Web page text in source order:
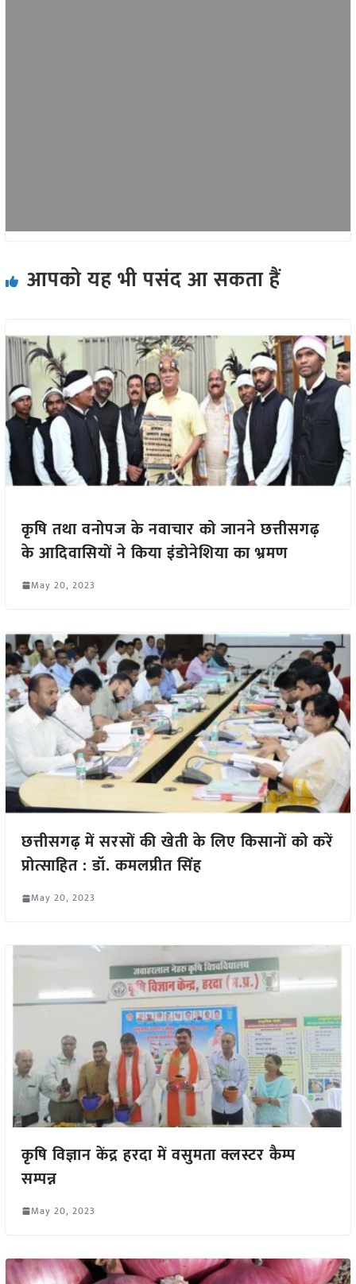
आपको यह भी पसंद आ सकता हैं
कृषि तथा वनोपज के नवाचार को जानने छत्तीसगढ़
के आदिवासियों ने किया इंडोनेशिया का भ्रमण
May 20, 2023
छत्तीसगढ़ में सरसों की खेती के लिए किसानों को करें
प्रोत्साहित : डॉ. कमलप्रीत सिंह
May 20, 2023
कृषि विज्ञान केंद्र हरदा में वसुमता क्लस्टर कैम्प
सम्पन्न
May 20, 2023